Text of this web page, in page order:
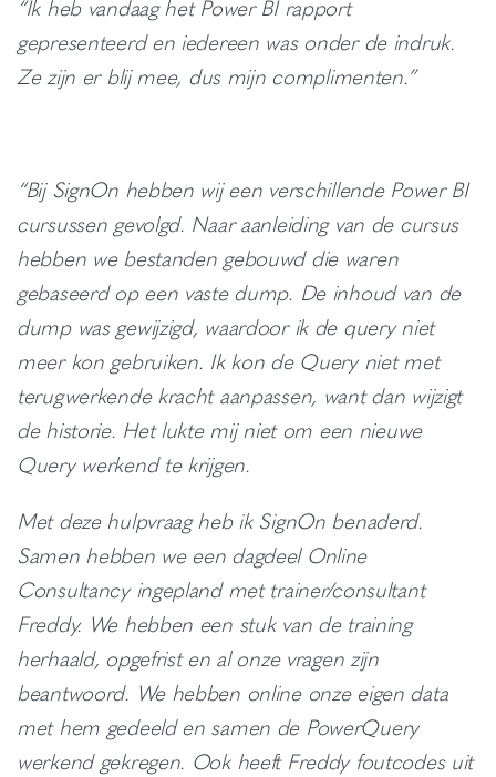
“Ik heb vandaag het Power BI rapport
gepresenteerd en iedereen was onder de indruk.
Ze zijn er blij mee, dus mijn complimenten.”
“Bij SignOn hebben wij een verschillende Power BI
cursussen gevolgd. Naar aanleiding van de cursus
hebben we bestanden gebouwd die waren
gebaseerd op een vaste dump. De inhoud van de
dump was gewijzigd, waardoor ik de query niet
meer kon gebruiken. Ik kon de Query niet met
terugwerkende kracht aanpassen, want dan wijzigt
de historie. Het lukte mij niet om een nieuwe
Query werkend te krijgen.
Met deze hulpvraag heb ik SignOn benaderd.
Samen hebben we een dagdeel Online
Consultancy ingepland met trainer/consultant
Freddy. We hebben een stuk van de training
herhaald, opgefrist en al onze vragen zijn
beantwoord. We hebben online onze eigen data
met hem gedeeld en samen de PowerQuery
werkend gekregen. Ook heeft Freddy foutcodes uit